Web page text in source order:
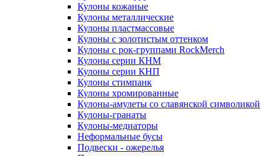
Кулоны кожаные
Кулоны металлические
Кулоны пластмассовые
Кулоны с золотистым оттенком
Кулоны с рок-группами RockMerch
Кулоны серии КНМ
Кулоны серии КНП
Кулоны стимпанк
Кулоны хромированные
Кулоны-амулеты со славянской символикой
Кулоны-гранаты
Кулоны-медиаторы
Неформальные бусы
Подвески - ожерелья